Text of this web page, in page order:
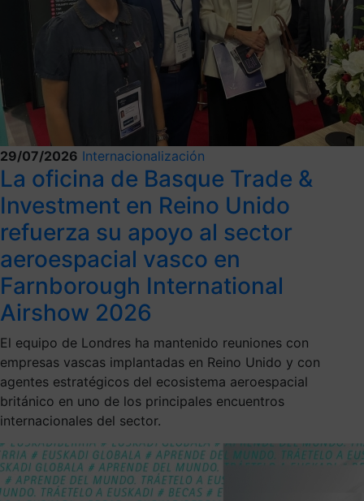
29/07/2026 Internacionalización
La oficina de Basque Trade &
Investment en Reino Unido
refuerza su apoyo al sector
aeroespacial vasco en
Farnborough International
Airshow 2026
El equipo de Londres ha mantenido reuniones con
empresas vascas implantadas en Reino Unido y con
agentes estratégicos del ecosistema aeroespacial
británico en uno de los principales encuentros
internacionales del sector.